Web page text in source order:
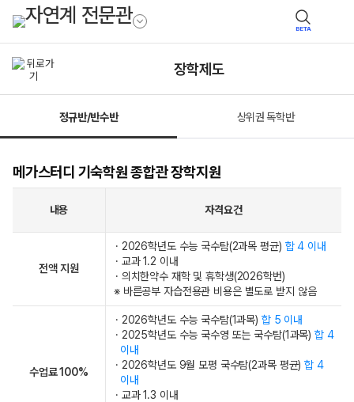
BETA
장학제도
정규반/반수반 상위권 독학반
메가스터디 기숙학원 종합관 장학지원
내용 자격요건
전액 지원
· 2026학년도 수능 국수탐(2과목 평균) 합 4 이내
· 교과 1.2 이내
· 의치한약수 재학 및 휴학생(2026학번)
※ 바른공부 자습전용관 비용은 별도로 받지 않음
수업료 100%
· 2026학년도 수능 국수탐(1과목) 합 5 이내
· 2025학년도 수능 국수영 또는 국수탐(1과목) 합 4
이내
· 2026학년도 9월 모평 국수탐(2과목 평균)합 4
이내
· 교과 1.3 이내